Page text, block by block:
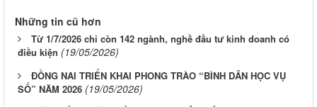
Những tin cũ hơn
Từ 1/7/2026 chỉ còn 142 ngành, nghề đầu tư kinh doanh có
điều kiện (19/05/2026)
ĐỒNG NAI TRIỂN KHAI PHONG TRÀO “BÌNH DÂN HỌC VỤ
SỐ” NĂM 2026 (19/05/2026)